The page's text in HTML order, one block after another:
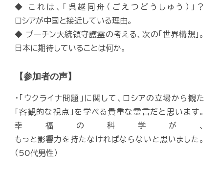
◆ これは、「呉越同舟（ごえつどうしゅう）」？
ロシアが中国と接近している理由。
◆ プーチン大統領守護霊の考える、次の「世界構想」。
日本に期待していることは何か。
【参加者の声】
・「ウクライナ問題」に関して、ロシアの立場から観た
「客観的な視点」を学べる貴重な霊言だと思います。
幸福の科学が、
もっと影響力を持たなければならないと思いました。
（50代男性）